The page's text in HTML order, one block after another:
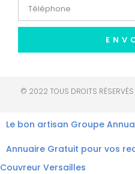
© 2022 TOUS DROITS
Le bon artisan Groupe
Annuaire Gratuit pour vos
Couvreur Versailles